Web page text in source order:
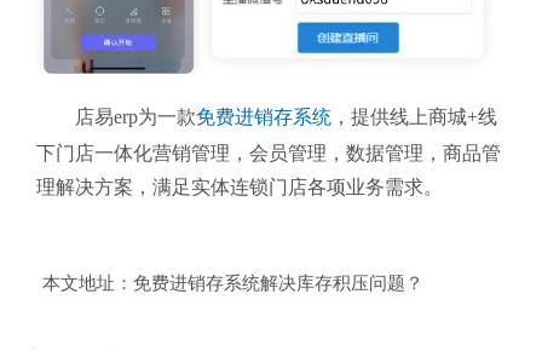
店易erp为一款免费进销存系统 ，提供线上商城+线
下门店一体化营销管理，会员管理，数据管理，商品管
理解决方案，满足实体连锁门店各项业务需求。
本文地址： 免费进销存系统解决库存积压问题？